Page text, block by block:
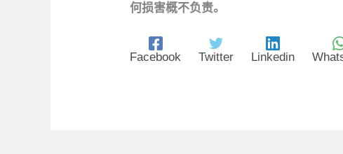
何损害概不负责。
Facebook Twitter Linkedin